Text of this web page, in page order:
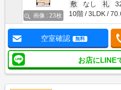
画像 : 23枚
敷
なし 礼
10階
3LDK
空室確認 無料
お店にLINE